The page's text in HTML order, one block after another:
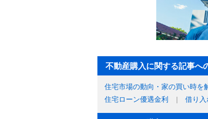
不動産購入に関する記事へ
住宅市場の動向・家の買い時を
住宅ローン優遇金利
借り